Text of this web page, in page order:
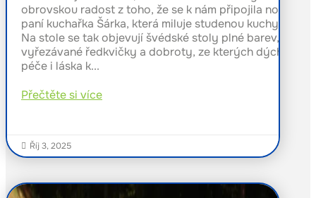
obrovskou radost z toho, že se k nám připojila nová
paní kuchařka Šárka, která miluje studenou kuchyni.
Na stole se tak objevují švédské stoly plné barev,
vyřezávané ředkvičky a dobroty, ze kterých dýchá
péče i láska k...
Přečtěte si více
 Říj 3, 2025